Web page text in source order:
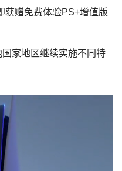
获赠免费体验PS+增值版
国家地区继续实施不同特